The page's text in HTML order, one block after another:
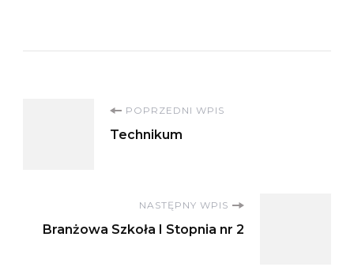
Nawigacja
POPRZEDNI WPIS
Technikum
NASTĘPNY WPIS
Branżowa Szkoła I Stopnia nr 2